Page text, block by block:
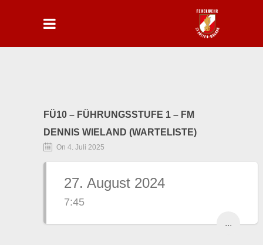
FÜ10 – FÜHRUNGSSTUFE 1 – FM
DENNIS WIELAND (WARTELISTE)
On 4. Juli 2025
27. August 2024
7:45
...